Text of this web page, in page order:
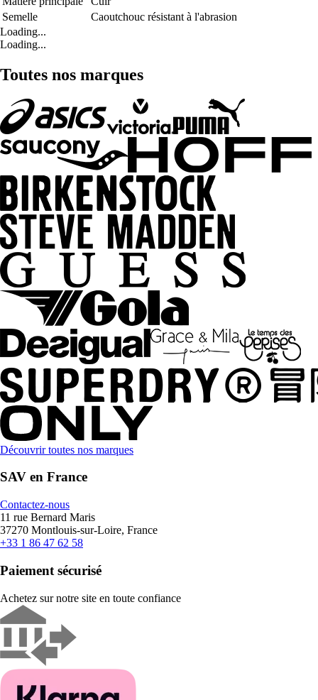
Semelle
Caoutchouc résistant à l'abrasion
Loading...
Loading...
Toutes nos marques
Découvrir toutes nos marques
SAV en France
Contactez-nous
11 rue Bernard Maris
37270 Montlouis-sur-Loire, France
+33 1 86 47 62 58
Paiement sécurisé
Achetez sur notre site en toute confiance